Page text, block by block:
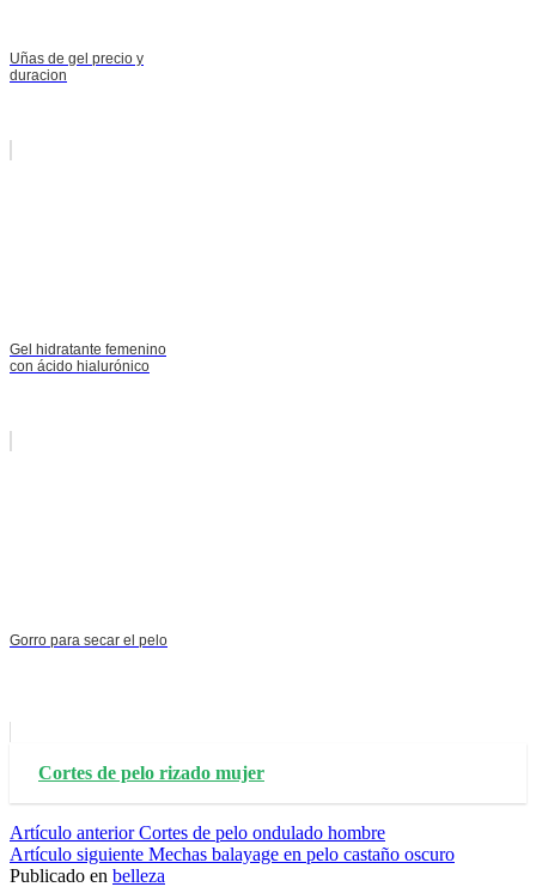
Uñas de gel precio y
duracion
Gel hidratante femenino
con ácido hialurónico
Gorro para secar el pelo
Cortes de pelo rizado mujer
Seguir
leyendo
Artículo anteriorCortes de pelo ondulado hombre
Artículo siguiente Mechas balayage en pelo castaño oscuro
Publicado en belleza